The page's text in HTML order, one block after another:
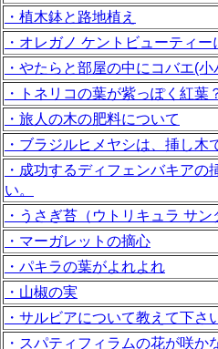
・植木鉢と路地植え
・オレガノ ケントビューティー
・やたらと部屋の中にコバエ(
・トネリコの葉が紫っぽく紅葉
・旅人の木の肥料について
・ブラジルヒメヤシは、挿し木
・成功するディフェンバキアの
い。
・うさぎ苔（ウトリキュラ サ
・マーガレットの摘心
・パキラの葉がよれよれ
・山椒の実
・サルビアについて教えて下さ
・スパティフィラムの花が咲か